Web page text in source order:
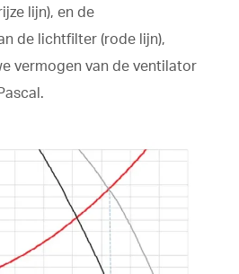
lijn), en de
de lichtfilter (rode lijn),
vermogen van de ventilator